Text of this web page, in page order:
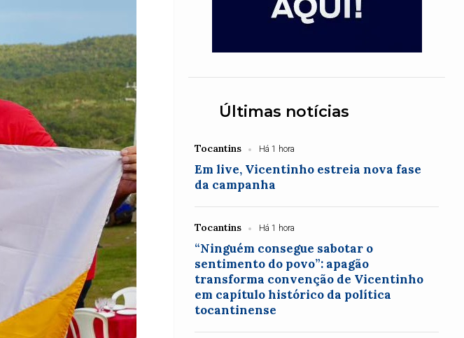
Últimas notícias
Tocantins Há 1 hora
Em live, Vicentinho estreia nova fase
da campanha
Tocantins Há 1 hora
“Ninguém consegue sabotar o
sentimento do povo”: apagão
transforma convenção de Vicentinho
em capítulo histórico da política
tocantinense